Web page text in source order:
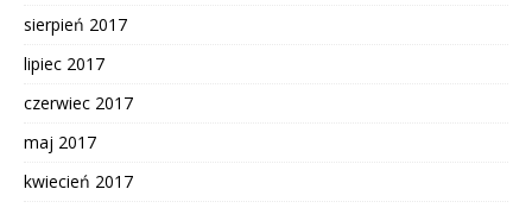
sierpień 2017
lipiec 2017
czerwiec 2017
maj 2017
kwiecień 2017